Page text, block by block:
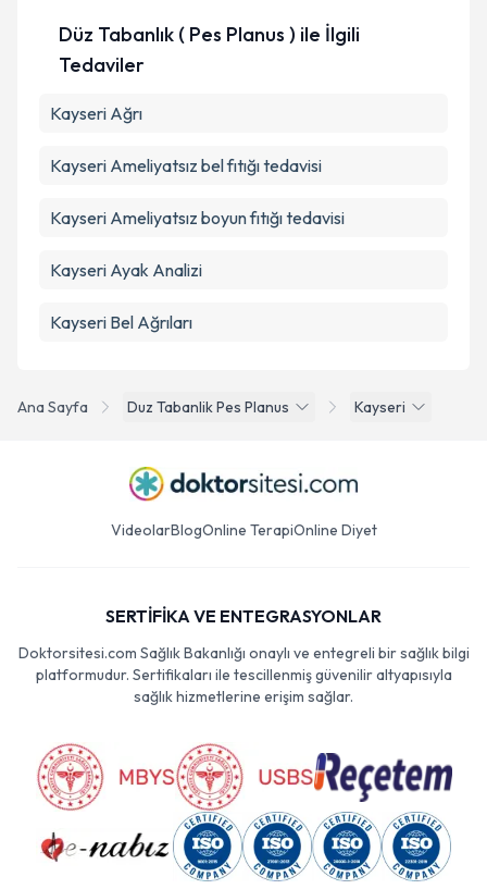
Ana Sayfa Duz Tabanlik Pes Planus Kayseri
Düz Tabanlık ( Pes Planus ) ile İlgili
Tedaviler
Kayseri Ağrı
Kayseri Ameliyatsız bel fıtığı tedavisi
Kayseri Ameliyatsız boyun fıtığı tedavisi
Kayseri Ayak Analizi
Kayseri Bel Ağrıları
VideolarBlogOnline TerapiOnline Diyet
SERTİFİKA VE ENTEGRASYONLAR
Doktorsitesi.com Sağlık Bakanlığı onaylı ve entegreli bir sağlık bilgi
platformudur. Sertifikaları ile tescillenmiş güvenilir altyapısıyla
sağlık hizmetlerine erişim sağlar.